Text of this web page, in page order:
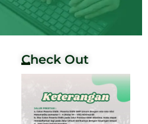
Check Out